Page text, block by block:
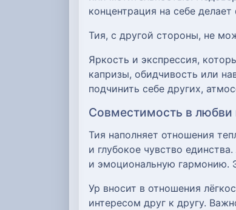
концентрация на себе
Тия, с другой стороны, не
Яркость и экспрессия,
капризы, обидчивость или
подчинить себе других,
Совместимость в любви
Тия наполняет отношения
и глубокое чувство
и эмоциональную гармонию.
Ур вносит в отношения
интересом друг к другу.